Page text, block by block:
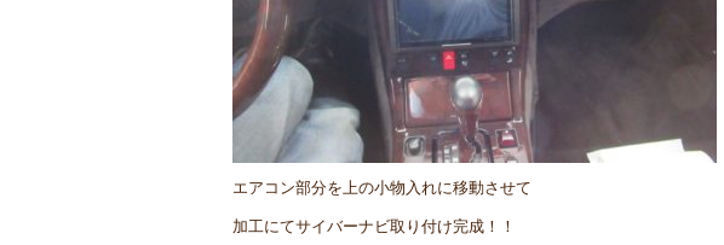
エアコン部分を上の小物入れに移動させて
加工にてサイバーナビ取り付け完成！！